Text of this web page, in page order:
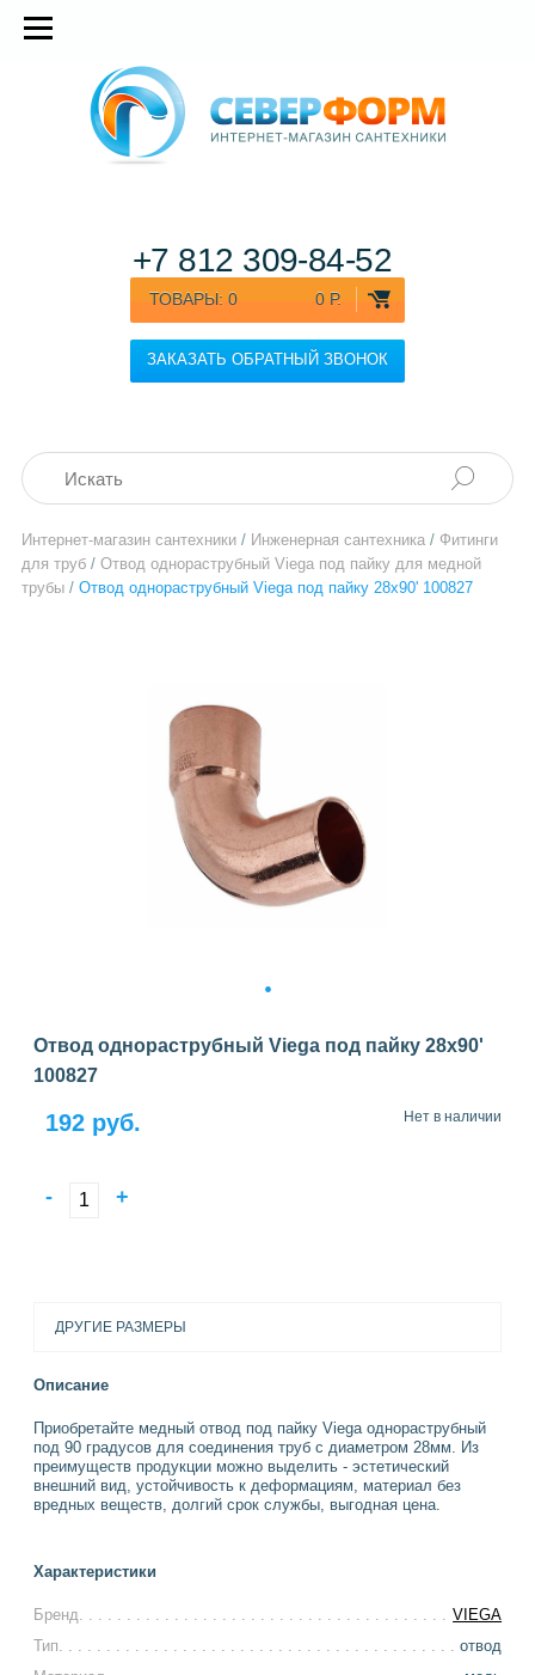
ТОВАРЫ: 0 0 Р.
ЗАКАЗАТЬ ОБРАТНЫЙ ЗВОНОК
+7 812 309-84-52
Интернет-магазин сантехники / Инженерная сантехника / Фитинги
для труб / Отвод однораструбный Viega под пайку для медной
трубы / Отвод однораструбный Viega под пайку 28х90' 100827
1
Отвод однораструбный Viega под пайку 28х90'
100827
192 руб. Нет в наличии
- +
ДРУГИЕ РАЗМЕРЫ
Описание
Приобретайте медный отвод под пайку Viega однораструбный
под 90 градусов для соединения труб с диаметром 28мм. Из
преимуществ продукции можно выделить - эстетический
внешний вид, устойчивость к деформациям, материал без
вредных веществ, долгий срок службы, выгодная цена.
Характеристики
Бренд
VIEGA
Тип
отвод